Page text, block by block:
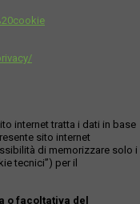
internet tratta i dati in base
sito internet
di memorizzare solo i
tecnici”) per il
o facoltativa del